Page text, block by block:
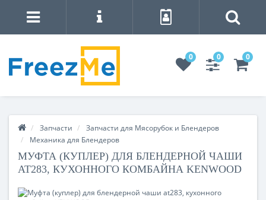
0 0 0
Запчасти
Запчасти для Мясорубок и Блендеров
Механика для Блендеров
МУФТА (КУПЛЕР) ДЛЯ БЛЕНДЕРНОЙ ЧАШИ
AT283, КУХОННОГО КОМБАЙНА KENWOOD